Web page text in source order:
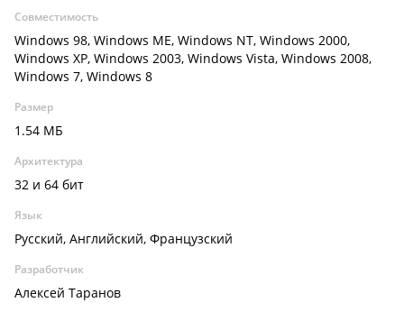
Совместимость
Windows 98, Windows ME, Windows NT, Windows 2000,
Windows XP, Windows 2003, Windows Vista, Windows 2008,
Windows 7, Windows 8
Размер
1.54 МБ
Архитектура
32 и 64 бит
Язык
Русский, Английский, Французский
Разработчик
Алексей Таранов